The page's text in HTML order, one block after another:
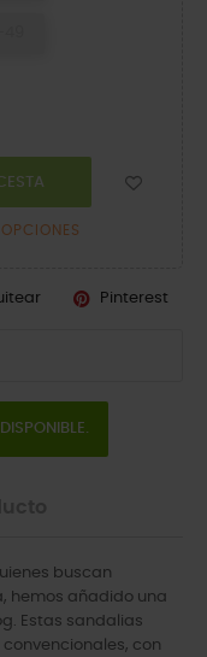
Pinterest
buscan
hemos añadido una
Estas sandalias
con